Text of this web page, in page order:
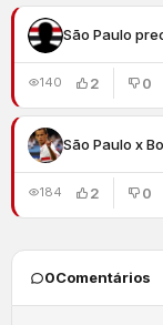
São Paulo
140 2 0
São Paulo x
184 2 0
0Comentários